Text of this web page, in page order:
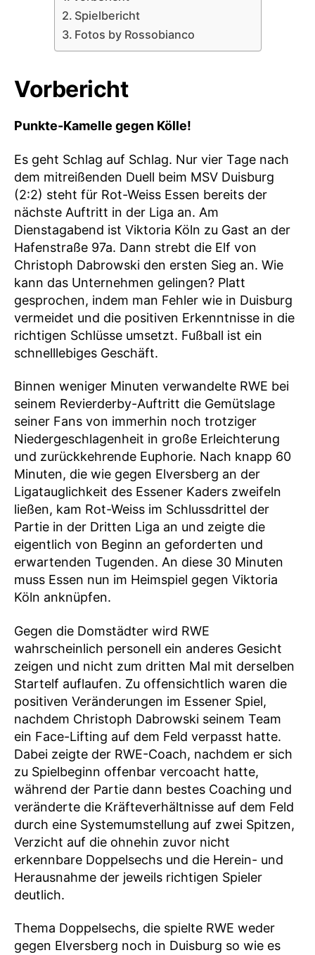
Spielbericht
Fotos by Rossobianco
Vorbericht
Punkte-Kamelle gegen Kölle!
Es geht Schlag auf Schlag. Nur vier Tage nach
dem mitreißenden Duell beim MSV Duisburg
(2:2) steht für Rot-Weiss Essen bereits der
nächste Auftritt in der Liga an. Am
Dienstagabend ist Viktoria Köln zu Gast an der
Hafenstraße 97a. Dann strebt die Elf von
Christoph Dabrowski den ersten Sieg an. Wie
kann das Unternehmen gelingen? Platt
gesprochen, indem man Fehler wie in Duisburg
vermeidet und die positiven Erkenntnisse in die
richtigen Schlüsse umsetzt. Fußball ist ein
schnelllebiges Geschäft.
Binnen weniger Minuten verwandelte RWE bei
seinem Revierderby-Auftritt die Gemütslage
seiner Fans von immerhin noch trotziger
Niedergeschlagenheit in große Erleichterung
und zurückkehrende Euphorie. Nach knapp 60
Minuten, die wie gegen Elversberg an der
Ligatauglichkeit des Essener Kaders zweifeln
ließen, kam Rot-Weiss im Schlussdrittel der
Partie in der Dritten Liga an und zeigte die
eigentlich von Beginn an geforderten und
erwartenden Tugenden. An diese 30 Minuten
muss Essen nun im Heimspiel gegen Viktoria
Köln anknüpfen.
Gegen die Domstädter wird RWE
wahrscheinlich personell ein anderes Gesicht
zeigen und nicht zum dritten Mal mit derselben
Startelf auflaufen. Zu offensichtlich waren die
positiven Veränderungen im Essener Spiel,
nachdem Christoph Dabrowski seinem Team
ein Face-Lifting auf dem Feld verpasst hatte.
Dabei zeigte der RWE-Coach, nachdem er sich
zu Spielbeginn offenbar vercoacht hatte,
während der Partie dann bestes Coaching und
veränderte die Kräfteverhältnisse auf dem Feld
durch eine Systemumstellung auf zwei Spitzen,
Verzicht auf die ohnehin zuvor nicht
erkennbare Doppelsechs und die Herein- und
Herausnahme der jeweils richtigen Spieler
deutlich.
Thema Doppelsechs, die spielte RWE weder
gegen Elversberg noch in Duisburg so wie es